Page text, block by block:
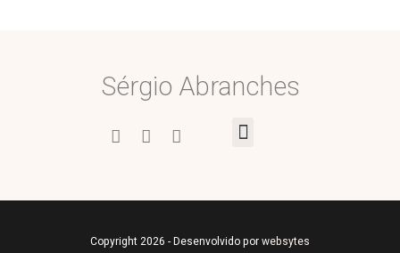
Sérgio Abranches
Copyright 2026 - Desenvolvido porwebsytes